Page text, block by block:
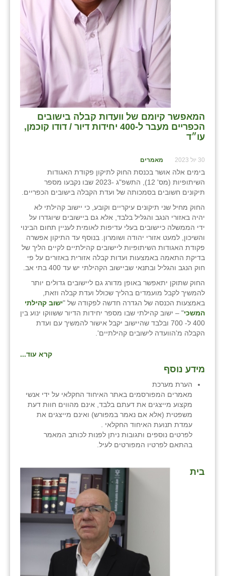
המאפשר קיומם של וועדות קבלה בישובים
הכפריים מעבר ל-400 יחידות דיור / דודו קוכמן,
עו״ד
30 יול 2023 מאמרים
בימים אלה אושר בכנסת החוק לתיקון פקודת האגודות
השיתופיות (מס' 12), התשפ"ג -2023 שבו נקבעו מספר
תיקונים חשובים בסמכותה של ועדת הקבלה בישובים הכפריים.
החוק מחיל שני תיקונים עיקריים וקובע, כי יישוב קהילתי לא
יהיה באזורי הנגב והגליל בלבד, אלא גם ביישובים שיוגדרו על
ידי הממשלה כיישובים בעלי עדיפות לאומית לעניין תחום הבינוי
והשיכון, למעט אזורי יהודה ושומרון. בנוסף עד התיקון אפשרה
פקודת האגודות השיתופיות ליישובים קהילתיים לקיים הליך של
בדיקת התאמה באמצעות ועדות קבלה אזורית באזורים על פי
חוק הנגב והגליל ובתנאי שביישוב הקהילתי יש עד 400 בתי אב.
החוק שתוקן יתאפשר באופן מדורג גם ליישובים גדולים יותר
להמשיך לקבל מועמדים בהליך שכולל ועדת קבלה וזאת,
באמצעות הכנסה של הגדרה חדשה לפקודה של "ישוב קהילתי
המשכי" – ישוב קהילתי שבו מספר יחידות הדיור ששווקו ינוע בין
400 ל- 700 ובלבד שהיישוב יקבל אישור להמשיך עם ועדת
הקבלה מ'הוועדה לישובים קהילתיים'.
קרא עוד...
מידע נוסף
הערת מערכת
מאמרים המפורסמים באתר האיחוד החקלאי על ידי אנשי
מקצוע מייצגים את דעתם בלבד, אינם מהווים חוות דעת
משפטית (אלא אם נאמר במפורש) ואינם מייצגים את
עמדת תנועת האיחוד החקלאי .
לפרטים נוספים ותגובות ניתן לפנות לכותב המאמר
בהתאם לפרטיו המפורטים לעיל.
⁨בית